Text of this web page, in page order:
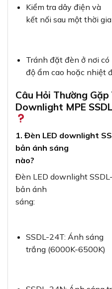
Kiểm tra dây điện và
kết nối sau một thời
Tránh đặt đèn ở nơi có
độ ẩm cao hoặc nhiệt
Câu Hỏi Thường
Downlight MPE
1. Đèn LED downlight
bản ánh sáng
nào?
Đèn LED downlight
bản ánh
sáng:
SSDL-24T: Ánh sáng
trắng (6000K-6500K)